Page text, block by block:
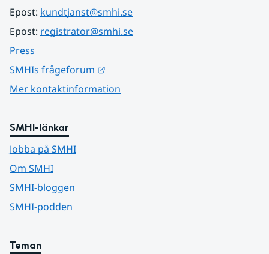
Epost: kundtjanst@smhi.se
Epost: registrator@smhi.se
Press
SMHIs frågeforum
Mer kontaktinformation
SMHI-länkar
Jobba på SMHI
Om SMHI
SMHI-bloggen
SMHI-podden
Teman